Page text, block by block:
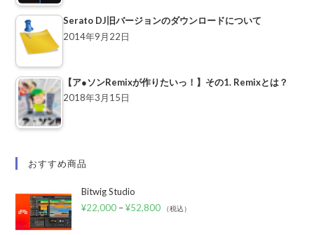
Serato DJ旧バージョンのダウンロードについて
2014年9月22日
【ア●ソンRemixが作りたいっ！】その1. Remixとは？
2018年3月15日
おすすめ商品
Bitwig Studio
¥22,000 –¥52,800 （税込）